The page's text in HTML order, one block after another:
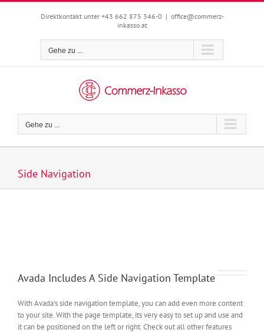
Zum
Direktkontakt unter +43 662 875 346-0 | office@commerz-
inkasso.at
Gehe zu ...
Gehe zu ...
Side Navigation
Avada Includes A Side Navigation Template
With Avada’s side navigation template, you can add even more content
to your site. With the page template, its very easy to set up and use and
it can be positioned on the left or right. Check out all other features